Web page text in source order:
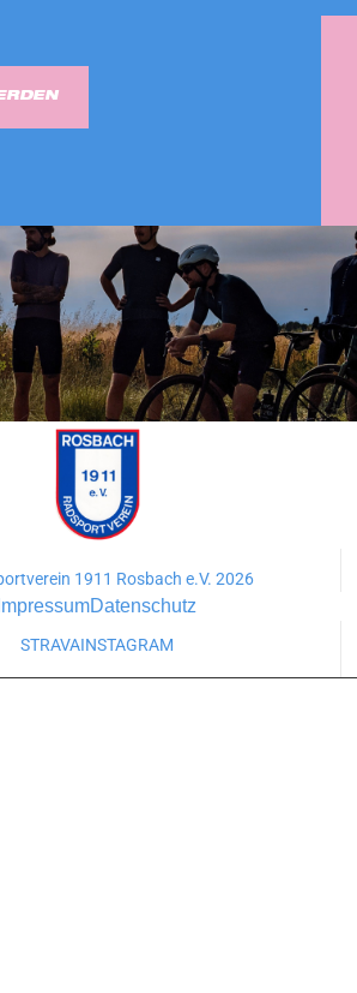
1911 Rosbach e.V. 2026
ImpressumDatenschutz
STRAVAINSTAGRAM